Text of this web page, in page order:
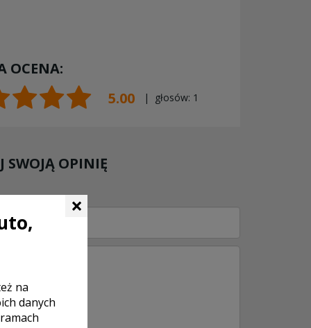
OCENA:
5.00
| głosów: 1
SWOJĄ OPINIĘ
×
na
danych